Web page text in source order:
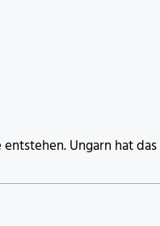
Ungarn hat